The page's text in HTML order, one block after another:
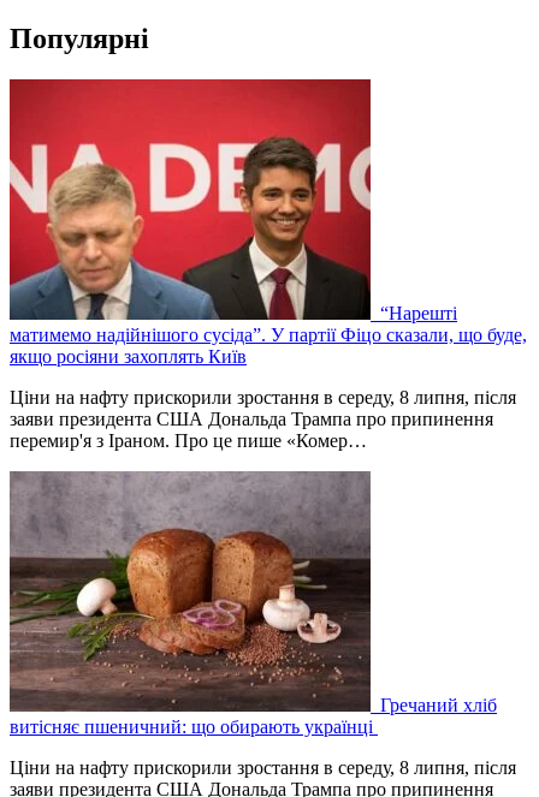
Популярні
“Нарешті
матимемо надійнішого сусіда”. У партії Фіцо сказали, що буде,
якщо росіяни захоплять Київ
Ціни на нафту прискорили зростання в середу, 8 липня, після
заяви президента США Дональда Трампа про припинення
перемир'я з Іраном. Про це пише «Комер…
Гречаний хліб
витісняє пшеничний: що обирають українці
Ціни на нафту прискорили зростання в середу, 8 липня, після
заяви президента США Дональда Трампа про припинення